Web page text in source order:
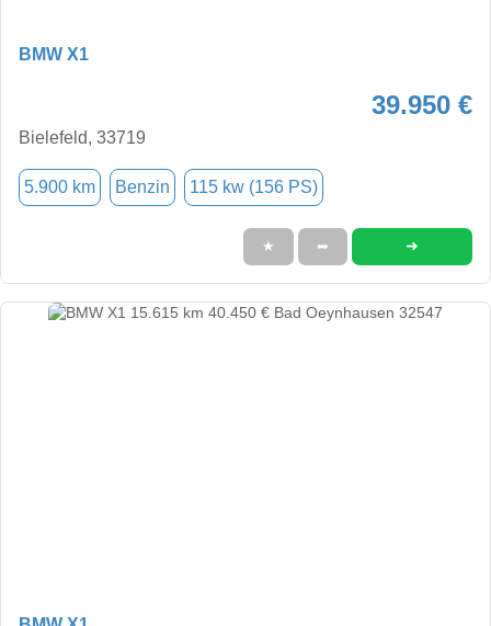
BMW X1
39.950 €
Bielefeld, 33719
5.900 km Benzin 115 kw (156 PS)
★ ➦ ➜